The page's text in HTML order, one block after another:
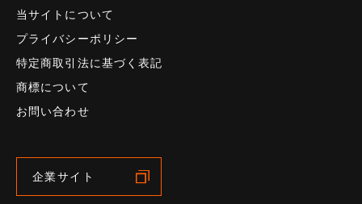
当サイトについて
プライバシーポリシー
特定商取引法に基づく表記
商標について
お問い合わせ
企業サイト